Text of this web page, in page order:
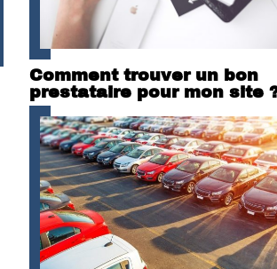
Comment trouver un bon
prestataire pour mon site